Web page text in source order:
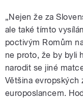
„Nejen že za
ale také tímto
poctivým Romům
ne proto, že by byli
narodit se jiné
Většina evropských
europoslancem.